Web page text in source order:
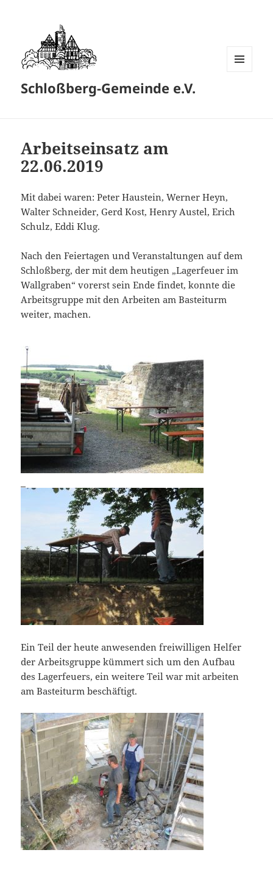
Schloßberg-Gemeinde e.V.
Arbeitseinsatz am
22.06.2019
Mit dabei waren: Peter Haustein, Werner Heyn,
Walter Schneider, Gerd Kost, Henry Austel, Erich
Schulz, Eddi Klug.
Nach den Feiertagen und Veranstaltungen auf dem
Schloßberg, der mit dem heutigen „Lagerfeuer im
Wallgraben“ vorerst sein Ende findet, konnte die
Arbeitsgruppe mit den Arbeiten am Basteiturm
weiter, machen.
Ein Teil der heute anwesenden freiwilligen Helfer
der Arbeitsgruppe kümmert sich um den Aufbau
des Lagerfeuers, ein weitere Teil war mit arbeiten
am Basteiturm beschäftigt.